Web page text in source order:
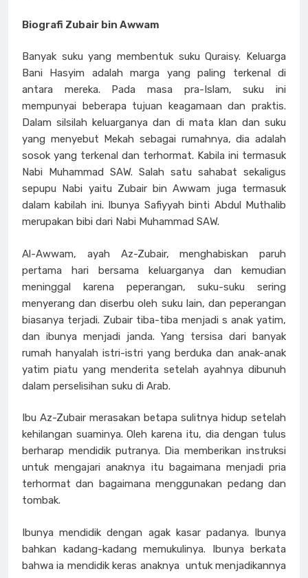
Biografi Zubair bin Awwam
Banyak suku yang membentuk suku Quraisy. Keluarga
Bani Hasyim adalah marga yang paling terkenal di
antara mereka. Pada masa pra-Islam, suku ini
mempunyai beberapa tujuan keagamaan dan praktis.
Dalam silsilah keluarganya dan di mata klan dan suku
yang menyebut Mekah sebagai rumahnya, dia adalah
sosok yang terkenal dan terhormat. Kabila ini termasuk
Nabi Muhammad SAW. Salah satu sahabat sekaligus
sepupu Nabi yaitu Zubair bin Awwam juga termasuk
dalam kabilah ini. Ibunya Safiyyah binti Abdul Muthalib
merupakan bibi dari Nabi Muhammad SAW.
Al-Awwam, ayah Az-Zubair, menghabiskan paruh
pertama hari bersama keluarganya dan kemudian
meninggal karena peperangan, suku-suku sering
menyerang dan diserbu oleh suku lain, dan peperangan
biasanya terjadi. Zubair tiba-tiba menjadi s anak yatim,
dan ibunya menjadi janda. Yang tersisa dari banyak
rumah hanyalah istri-istri yang berduka dan anak-anak
yatim piatu yang menderita setelah ayahnya dibunuh
dalam perselisihan suku di Arab.
Ibu Az-Zubair merasakan betapa sulitnya hidup setelah
kehilangan suaminya. Oleh karena itu, dia dengan tulus
berharap mendidik putranya. Dia memberikan instruksi
untuk mengajari anaknya itu bagaimana menjadi pria
terhormat dan bagaimana menggunakan pedang dan
tombak.
Ibunya mendidik dengan agak kasar padanya. Ibunya
bahkan kadang-kadang memukulinya. Ibunya berkata
bahwa ia mendidik keras anaknya untuk menjadikannya